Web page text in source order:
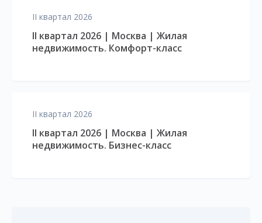
II квартал 2026
II квартал 2026 | Москва | Жилая
недвижимость. Комфорт-класс
II квартал 2026
II квартал 2026 | Москва | Жилая
недвижимость. Бизнес-класс